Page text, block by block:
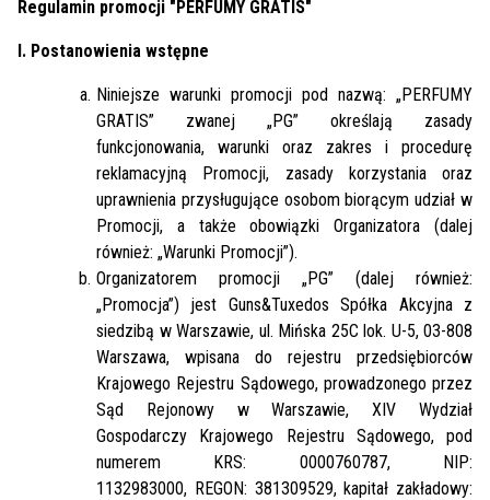
Regulamin promocji "PERFUMY GRATIS"
I. Postanowienia wstępne
Niniejsze warunki promocji pod nazwą: „PERFUMY
GRATIS” zwanej „PG” określają zasady
funkcjonowania, warunki oraz zakres i procedurę
reklamacyjną Promocji, zasady korzystania oraz
uprawnienia przysługujące osobom biorącym udział w
Promocji, a także obowiązki Organizatora (dalej
również: „Warunki Promocji”).
Organizatorem promocji „PG” (dalej również:
„Promocja”) jest Guns&Tuxedos Spółka Akcyjna z
siedzibą w Warszawie, ul. Mińska 25C lok. U-5, 03-808
Warszawa, wpisana do rejestru przedsiębiorców
Krajowego Rejestru Sądowego, prowadzonego przez
Sąd Rejonowy w Warszawie, XIV Wydział
Gospodarczy Krajowego Rejestru Sądowego, pod
numerem KRS: 0000760787, NIP:
1132983000, REGON: 381309529, kapitał zakładowy: